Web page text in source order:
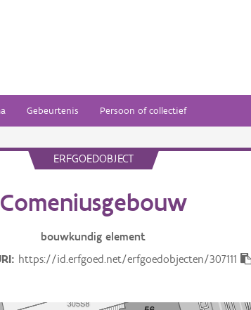
Gebeurtenis Persoon of collectief
ERFGOEDOBJECT
Comeniusgebouw
bouwkundig element
https://id.erfgoed.net/erfgoedobjecten/307111